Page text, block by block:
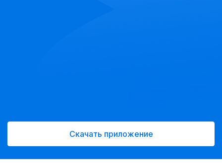
Скачать приложение